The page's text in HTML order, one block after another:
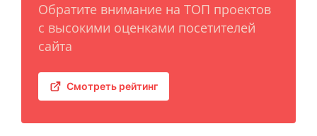
Обратите внимание на ТОП проектов
с высокими оценками посетителей
сайта
Смотреть рейтинг